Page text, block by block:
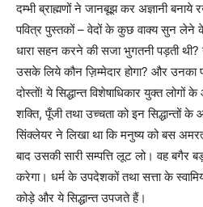
दम्भी ब्राह्मणों ने जानबूझ कर अज्ञानी बनाये
पवित्र पुस्तकों – वेदों के कुछ वाक्य सुन लेने
धारा सहन करने की सजा भुगतनी पड़ती
उसके लिये कौन ज़िम्मेदार होगा? और उनका
दोस्तों! ये सिद्धान्त विशेषाधिकार युक्त लोगों
शक्ति, पूँजी तथा उच्चता को इन सिद्धान्तों
सिंक्लेयर ने लिखा था कि मनुष्य को बस
बाद उसकी सारी सम्पत्ति लूट लो। वह बगैर
करेगा। धर्म के उपदेशकों तथा सत्ता के
कोड़े और ये सिद्धान्त उपजते हैं।